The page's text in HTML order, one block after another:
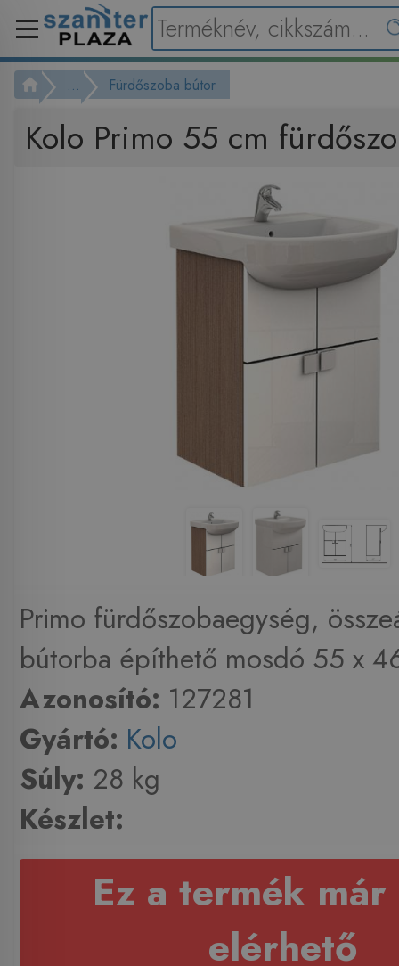
... Fürdőszoba bútor
Kolo Primo 55 cm
Primo fürdőszobaegység,
bútorba építhető mosdó 55 x
Azonosító: 127281
Gyártó: Kolo
Súly: 28 kg
Készlet:
Ez a termék már
elérhető